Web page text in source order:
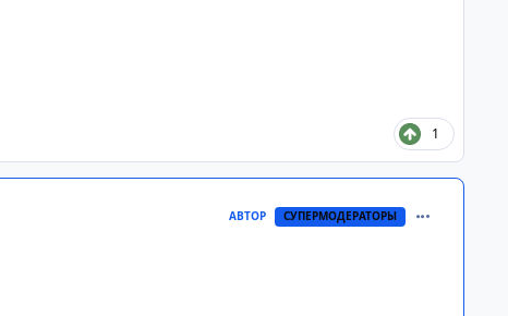
1
АВТОР СУПЕРМОДЕРАТОРЫ